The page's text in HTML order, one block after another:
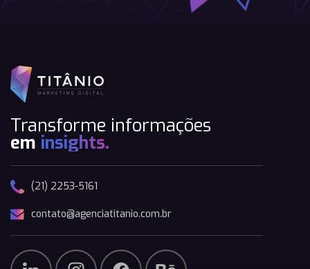
Transforme informações
em insights.
(21) 2253-5161
contato@agenciatitanio.com.br